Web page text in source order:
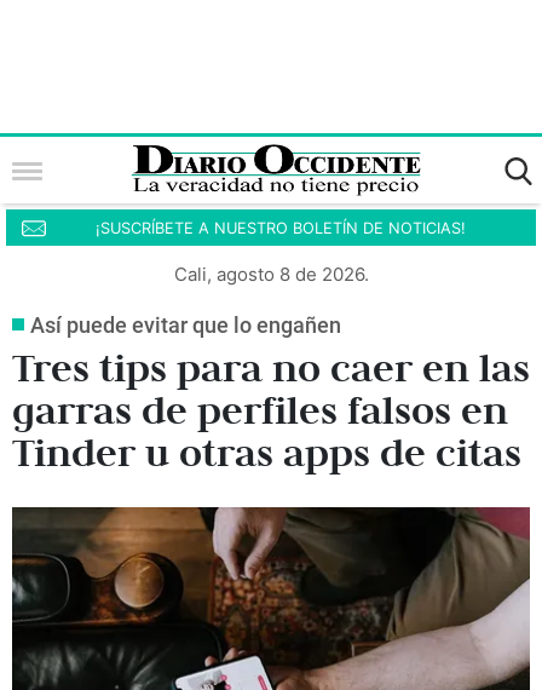
¡SUSCRÍBETE A NUESTRO BOLETÍN DE NOTICIAS!
Cali, agosto 8 de 2026.
Así puede evitar que lo engañen
Tres tips para no caer en las
garras de perfiles falsos en
Tinder u otras apps de citas